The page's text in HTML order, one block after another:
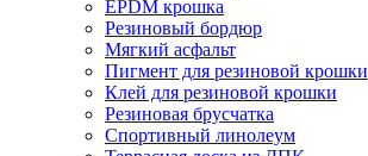
EPDM крошка
Резиновый бордюр
Мягкий асфальт
Пигмент для резиновой крошки
Клей для резиновой крошки
Резиновая брусчатка
Спортивный линолеум